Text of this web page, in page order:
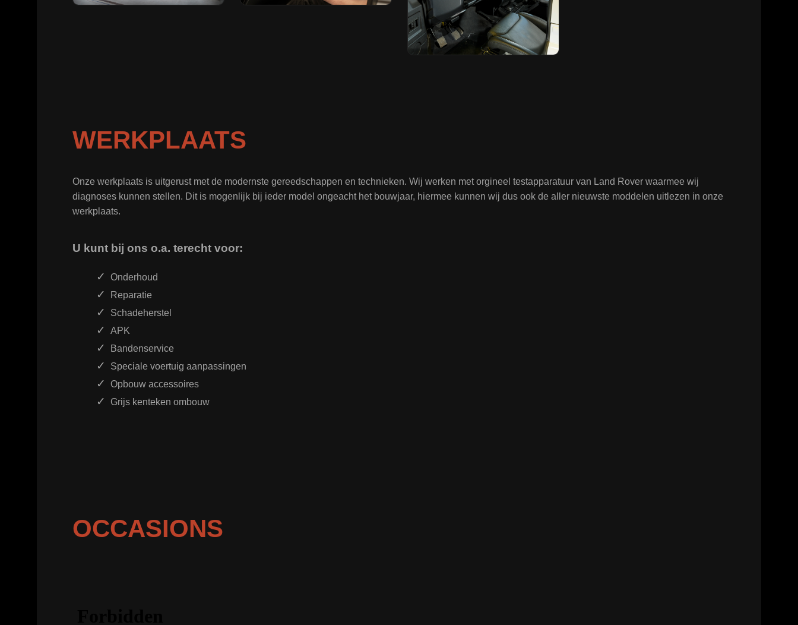
WERKPLAATS
Onze werkplaats is uitgerust met de modernste gereedschappen en technieken. Wij werken met orgineel testapparatuur van Land Rover waarmee wij
diagnoses kunnen stellen. Dit is mogenlijk bij ieder model ongeacht het bouwjaar, hiermee kunnen wij dus ook de aller nieuwste moddelen uitlezen in onze
werkplaats.
U kunt bij ons o.a. terecht voor:
Onderhoud
Reparatie
Schadeherstel
APK
Bandenservice
Speciale voertuig aanpassingen
Opbouw accessoires
Grijs kenteken ombouw
OCCASIONS